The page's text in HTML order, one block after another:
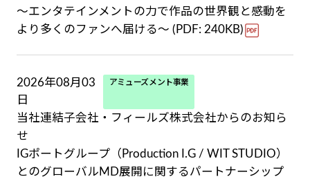
〜エンタテインメントの力で作品の世界観と感動を
より多くのファンへ届ける〜 (PDF: 240KB)
2026年08月03
日
アミューズメント事業
当社連結子会社・フィールズ株式会社からのお知ら
せ
IGポートグループ（Production I.G / WIT STUDIO）
とのグローバルMD展開に関するパートナーシップ